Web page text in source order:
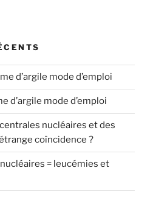
d’argile mode d’emploi
d’argile mode d’emploi
nucléaires et des
coïncidence ?
= leucémies et